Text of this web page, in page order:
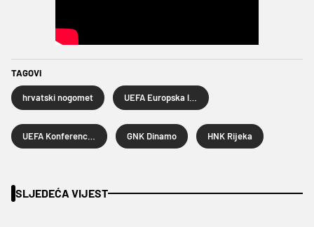
TAGOVI
hrvatski nogomet
GNK Dinamo HNK Rijeka
SLJEDEĆA VIJEST